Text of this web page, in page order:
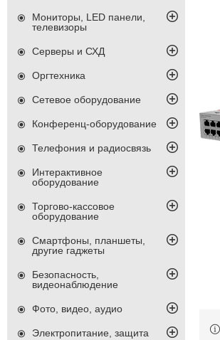
Мониторы, LED панели,
телевизоры
Серверы и СХД
Оргтехника
Сетевое оборудование
Конференц-оборудование
Телефония и радиосвязь
Интерактивное
оборудование
Торгово-кассовое
оборудование
Смартфоны, планшеты,
другие гаджеты
Безопасность,
видеонаблюдение
Фото, видео, аудио
Электропитание, защита